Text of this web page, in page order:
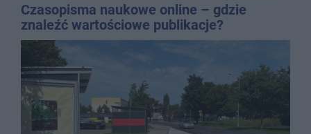
Czasopisma naukowe online – gdzie
znaleźć wartościowe publikacje?